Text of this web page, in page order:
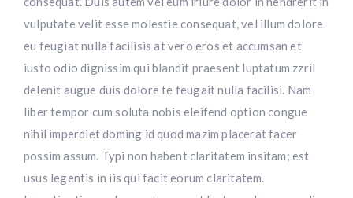
vulputate velit esse molestie consequat, vel illum dolore
eu feugiat nulla facilisis at vero eros et accumsan et
iusto odio dignissim qui blandit praesent luptatum zzril
delenit augue duis dolore te feugait nulla facilisi. Nam
liber tempor cum soluta nobis eleifend option congue
nihil imperdiet doming id quod mazim placerat facer
possim assum. Typi non habent claritatem insitam; est
usus legentis in iis qui facit eorum claritatem.